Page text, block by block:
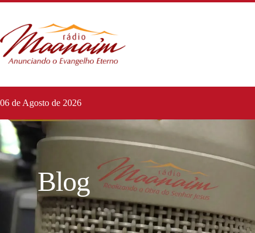
06 de Agosto de 2026
Blog